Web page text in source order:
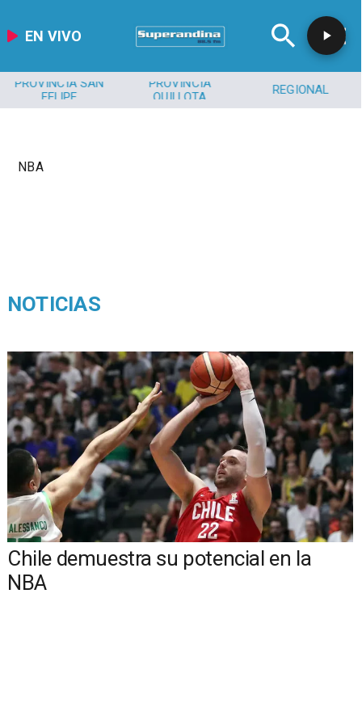
EN VIVO
PROVINCIA SAN
FELIPE
PROVINCIA
QUILLOTA
REGIONAL
NBA
NOTICIAS
Chile demuestra su potencial en la
NBA